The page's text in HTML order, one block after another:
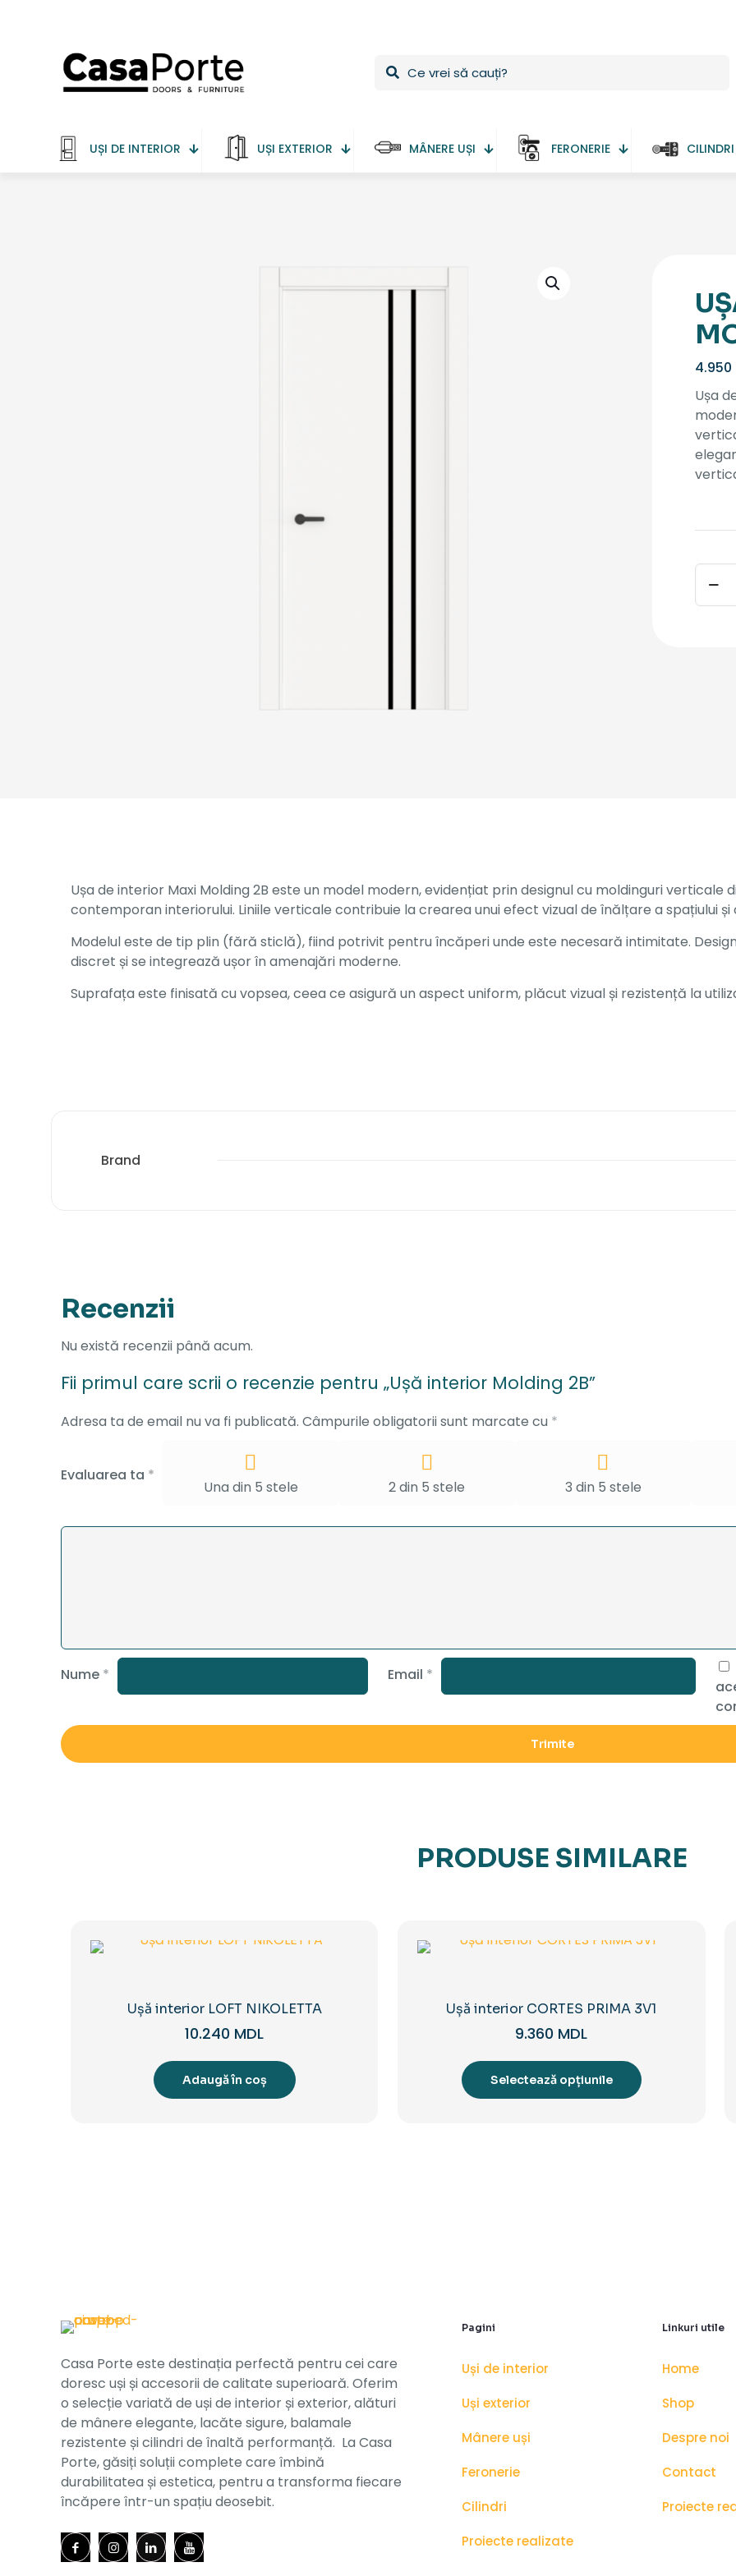
UȘI DE INTERIOR UȘI EXTERIOR MÂNERE UȘI FERONERIE CILINDRI
4.950
Ușa
Ușă
Ușa de interior Maxi Molding 2B este un model modern, evidențiat prin designul cu moldinguri verticale
contemporan interiorului. Liniile verticale contribuie la crearea unui efect vizual de înălțare a spațiului
Modelul este de tip plin (fără sticlă), fiind potrivit pentru încăperi unde este necesară intimitate.
discret și se integrează ușor în amenajări moderne.
Suprafața este finisată cu vopsea, ceea ce asigură un aspect uniform, plăcut vizual și rezistență la
Brand
Recenzii
Nu există recenzii până acum.
Fii primul care scrii o recenzie pentru „Ușă interior Molding 2B”
Adresa ta de email nu va fi publicată. Câmpurile obligatorii sunt marcate cu *
Evaluarea ta *
Una din 5 stele 2 din 5 stele 3 din 5 stele
Nume * Email *
PRODUSE SIMILARE
Ușă interior LOFT NIKOLETTA
10.240 MDL
Adaugă în coș
Ușă interior CORTES PRIMA 3V1
9.360 MDL
Selectează opțiunile
produs
Casa Porte este destinația perfectă pentru cei care
doresc uși și accesorii de calitate superioară. Oferim
o selecție variată de uși de interior și exterior, alături
de mânere elegante, lacăte sigure, balamale
rezistente și cilindri de înaltă performanță. La Casa
Porte, găsiți soluții complete care îmbină
durabilitatea și estetica, pentru a transforma fiecare
încăpere într-un spațiu deosebit.
Pagini
Uși de interior
Uși exterior
Mânere uși
Feronerie
Cilindri
Proiecte realizate
Linkuri utile
Home
Shop
Despre noi
Contact
Proiecte